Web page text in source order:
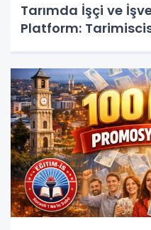
Tarımda İşçi ve
Platform: